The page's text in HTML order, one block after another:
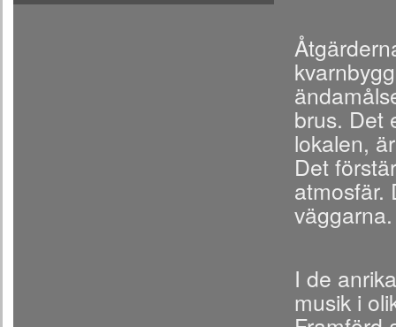
brus. Det
lokalen,
Det
atmosfär.
väggarna.
I de
musik i